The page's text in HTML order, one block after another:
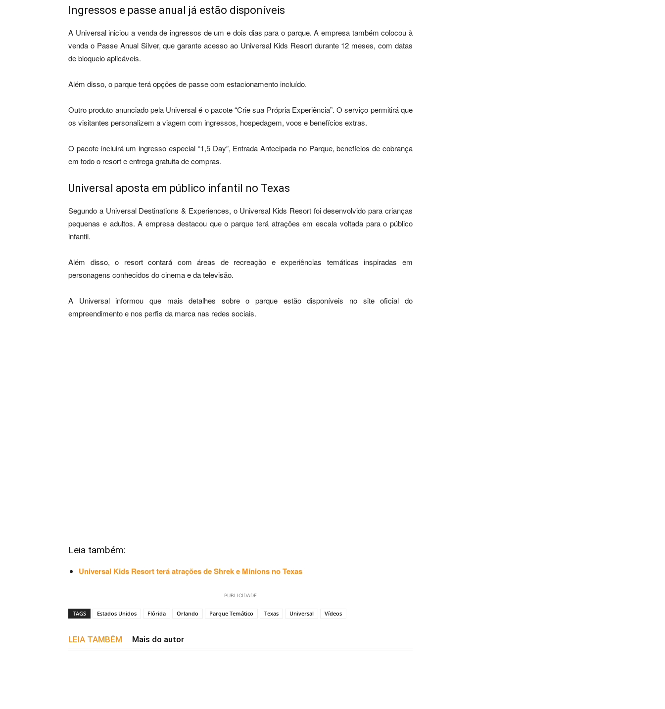
Ingressos e passe anual já estão disponíveis
A Universal iniciou a venda de ingressos de um e dois dias para o parque. A empresa também colocou à
venda o Passe Anual Silver, que garante acesso ao Universal Kids Resort durante 12 meses, com datas
de bloqueio aplicáveis.
Além disso, o parque terá opções de passe com estacionamento incluído.
Outro produto anunciado pela Universal é o pacote “Crie sua Própria Experiência”. O serviço permitirá que
os visitantes personalizem a viagem com ingressos, hospedagem, voos e benefícios extras.
O pacote incluirá um ingresso especial “1,5 Day”, Entrada Antecipada no Parque, benefícios de cobrança
em todo o resort e entrega gratuita de compras.
Universal aposta em público infantil no Texas
Segundo a Universal Destinations & Experiences, o Universal Kids Resort foi desenvolvido para crianças
pequenas e adultos. A empresa destacou que o parque terá atrações em escala voltada para o público
infantil.
Além disso, o resort contará com áreas de recreação e experiências temáticas inspiradas em
personagens conhecidos do cinema e da televisão.
A Universal informou que mais detalhes sobre o parque estão disponíveis no site oficial do
empreendimento e nos perfis da marca nas redes sociais.
Leia também:
Universal Kids Resort terá atrações de Shrek e Minions no Texas
PUBLICIDADE
TAGS Estados Unidos Flórida Orlando Parque Temático Texas Universal Vídeos
LEIA TAMBÉM Mais do autor